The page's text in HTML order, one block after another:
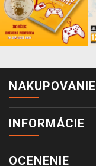
NAKUPOVANIE
INFORMÁCIE
OCENENIE